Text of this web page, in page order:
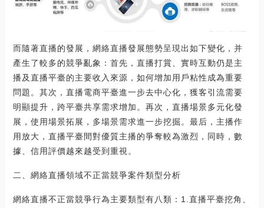
而隨著直播的發展，網絡直播發展態勢呈現出如下變化，并
產生了較多的競爭亂象：首先，直播打賞、實時互動仍是主
播及直播平臺的主要收入來源，如何增加用戶粘性成為重要
問題。其次，直播電商平臺進一步去中心化，獲客引流需要
明顯提升，跨平臺共享需求增加。再次，直播場景多元化發
展，使用場景拓展，多場景需求進一步挖掘。最后，主播作
用放大，直播平臺間對優質主播的爭奪較為激烈，同時，數
據、信用評價越來越受到重視。
二、網絡直播領域不正當競爭案件類型分析
網絡直播不正當競爭行為主要類型有八類：1.直播平臺挖角、